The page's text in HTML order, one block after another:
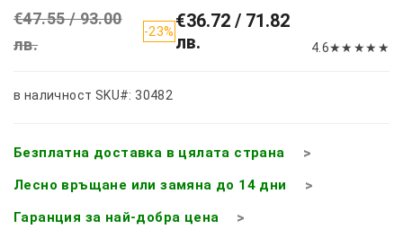
€47.55 / 93.00
лв.
-23%€36.72 / 71.82
лв.
4.6★★ ★★ ★
в наличност SKU#: 30482
Безплатна доставка в цялата страна
Лесно връщане или замяна до 14 дни
Гаранция за най-добра цена